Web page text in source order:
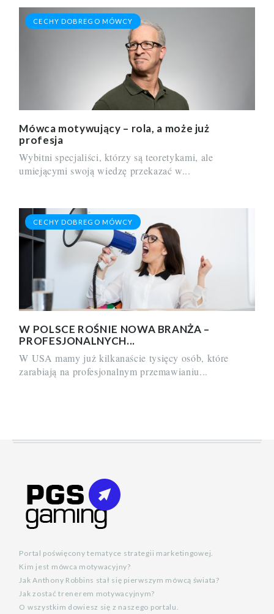
CECHY DOBREGO MÓWCY
Mówca motywujący – rola, a może już
profesja
Wybitni specjaliści, którzy są teoretykami, ale
umiejącymi swoją wiedzę przekazać w...
CECHY DOBREGO MÓWCY
W POLSCE ROŚNIE NOWA BRANŻA –
PROFESJONALNYCH...
W USA mamy już kilkanaście tysięcy osób, które
zarabiają na profesjonalnym przemawianiu...
Portal poświęcony tematyce strategii marketingowej.
Kim jest mówca motywacyjny?
Jak Anthony Robbins stał się pierwszym mówcą świata?
Jak zostać trenerem motywacyjnym?
O wszystkim dowiesz się z naszego portalu.